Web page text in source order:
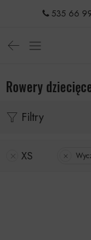
535 66
Rowery
Filtry
XS